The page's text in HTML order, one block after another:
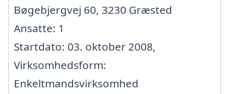
Bøgebjergvej 60, 3230 Græsted
Ansatte: 1
Startdato: 03. oktober 2008,
Virksomhedsform:
Enkeltmandsvirksomhed